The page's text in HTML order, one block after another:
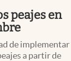
peajes en
de implementar
a partir de